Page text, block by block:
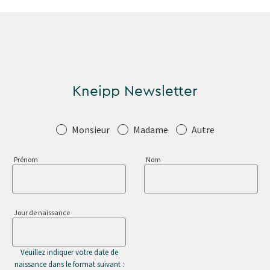
Kneipp Newsletter
SalutationMonsieur Madame Autre
Prénom Nom
Jour de naissance
Veuillez indiquer votre date de
naissance dans le format suivant :